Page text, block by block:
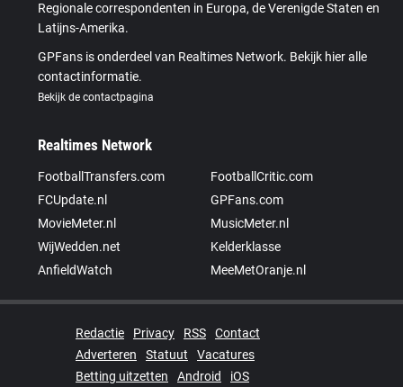
Regionale correspondenten in Europa, de Verenigde Staten en
Latijns-Amerika.
GPFans is onderdeel van Realtimes Network. Bekijk hier alle
contactinformatie.
Bekijk de contactpagina
Realtimes Network
FootballTransfers.com
FootballCritic.com
FCUpdate.nl
GPFans.com
MovieMeter.nl
MusicMeter.nl
WijWedden.net
Kelderklasse
AnfieldWatch
MeeMetOranje.nl
Redactie Privacy RSS
Contact
Adverteren
Statuut
Vacatures
Betting uitzetten
Android iOS